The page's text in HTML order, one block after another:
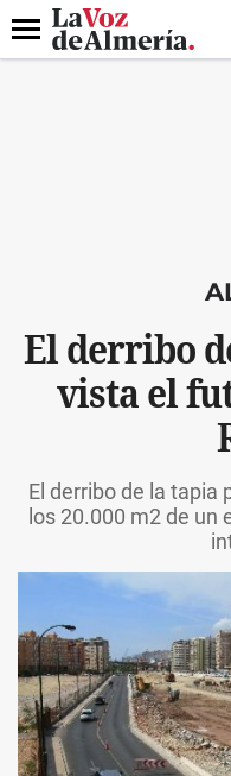
DESTACADO
Menú
El derribo
vista el
El derribo de la
los 20.000 m2 de un